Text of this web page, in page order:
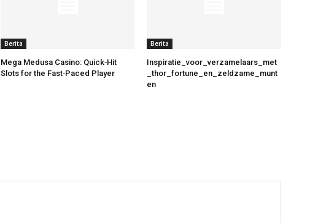
Berita
Mega Medusa Casino: Quick‑Hit
Slots for the Fast‑Paced Player
Berita
Inspiratie_voor_verzamelaars_met
_thor_fortune_en_zeldzame_munt
en